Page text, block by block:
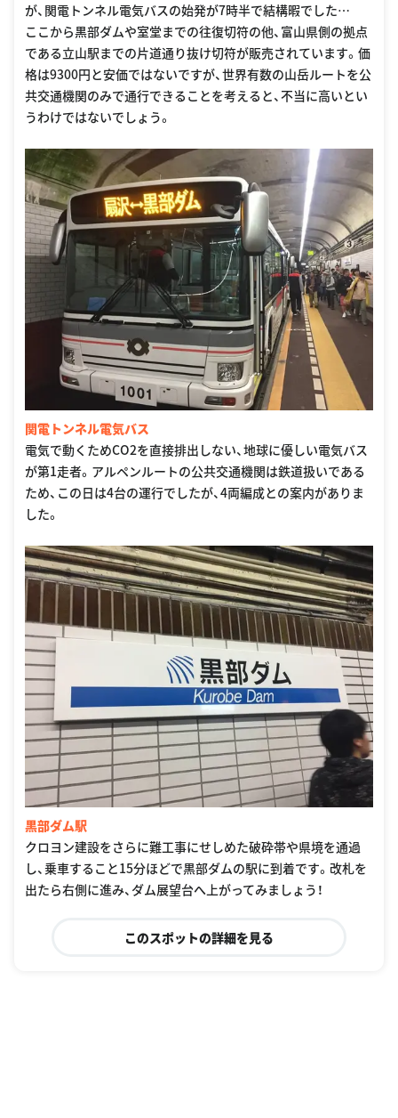
が、関電トンネル電気バスの始発が7時半で結構暇でした…
ここから黒部ダムや室堂までの往復切符の他、富山県側の拠点
である立山駅までの片道通り抜け切符が販売されています。価
格は9300円と安価ではないですが、世界有数の山岳ルートを公
共交通機関のみで通行できることを考えると、不当に高いとい
うわけではないでしょう。
関電トンネル電気バス
電気で動くためCO2を直接排出しない、地球に優しい電気バス
が第1走者。アルペンルートの公共交通機関は鉄道扱いである
ため、この日は4台の運行でしたが、4両編成との案内がありま
した。
黒部ダム駅
クロヨン建設をさらに難工事にせしめた破砕帯や県境を通過
し、乗車すること15分ほどで黒部ダムの駅に到着です。改札を
出たら右側に進み、ダム展望台へ上がってみましょう！
このスポットの詳細を見る